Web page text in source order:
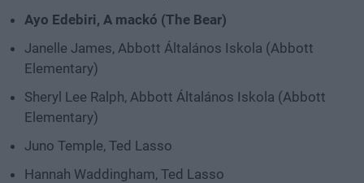
Ayo Edebiri, A mackó (The Bear)
Janelle James, Abbott Általános Iskola (Abbott
Elementary)
Sheryl Lee Ralph, Abbott Általános Iskola (Abbott
Elementary)
Juno Temple, Ted Lasso
Hannah Waddingham, Ted Lasso